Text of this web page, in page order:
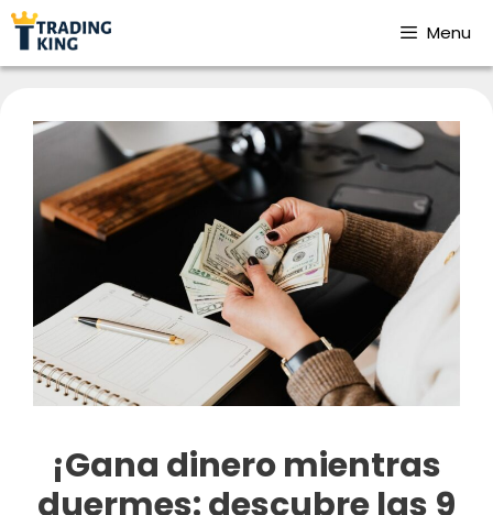
Menu
¡Gana dinero mientras
duermes: descubre las 9